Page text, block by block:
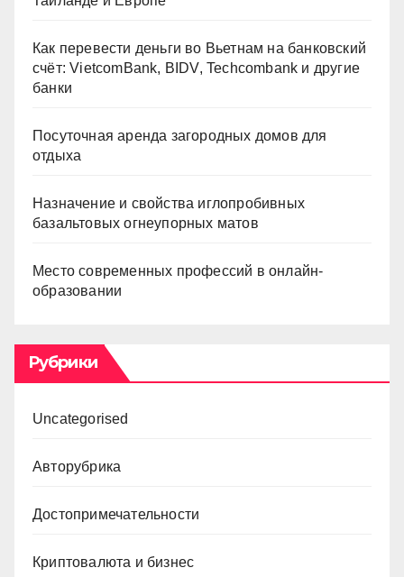
Как перевести деньги во Вьетнам на банковский
счёт: VietcomBank, BIDV, Techcombank и другие
банки
Посуточная аренда загородных домов для
отдыха
Назначение и свойства иглопробивных
базальтовых огнеупорных матов
Место современных профессий в онлайн-
образовании
Рубрики
Uncategorised
Авторубрика
Достопримечательности
Криптовалюта и бизнес